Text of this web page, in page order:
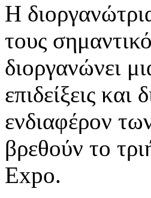
Η
τους
διοργανώνει
επιδείξεις
ενδιαφέρον
βρεθούν το
Expo.